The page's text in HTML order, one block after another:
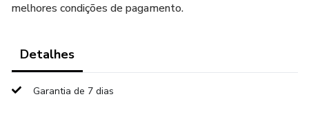
melhores condições de pagamento.
Detalhes
Garantia de 7 dias